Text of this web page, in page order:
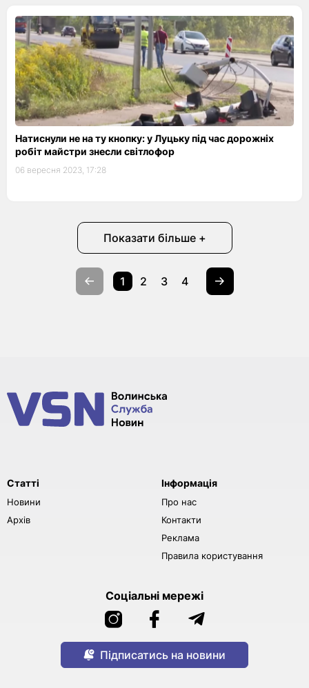
Натиснули не на ту кнопку: у Луцьку під час дорожніх
робіт майстри знесли світлофор
06 вересня 2023, 17:28
Показати більше +
1 2 3 4
Статті
Новини
Архів
Інформація
Про нас
Контакти
Реклама
Правила користування
Соціальні мережі
Підписатись на новини